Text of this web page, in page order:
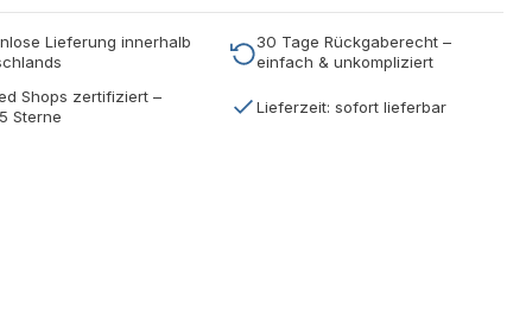
Lieferung innerhalb
30 Tage Rückgaberecht –
einfach & unkompliziert
Shops zertifiziert –
Sterne
Lieferzeit: sofort lieferbar